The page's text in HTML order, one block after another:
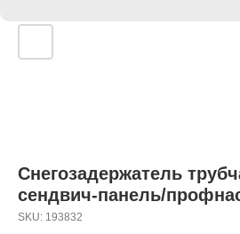
Снегозадержатель
сендвич-панель/
SKU: 193832